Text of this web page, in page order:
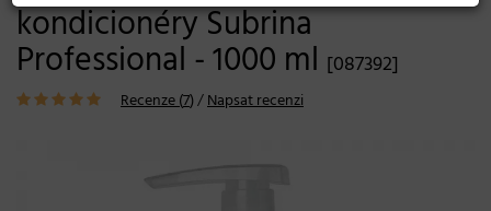
kondicionéry Subrina
Professional - 1000 ml [087392]
Recenze (7)/Napsat recenzi